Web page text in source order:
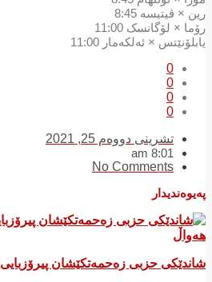
رین × ڤیتیسە 8:45
رۆما × لۆگانسک 11:00
یابلۆنێتس × ئەلکەمار 11:00
0
0
0
0
تشرینی دووەم 25, 2021
8:01 am
No Comments
پەیوەندیدار
هەواڵ
شاندێکی حزبی زەحمەتکێشان پیرۆزبایی 50 ساڵەی دامەزراندنی لە پارتی سۆسیال دیموکراتی کوردستان کرد